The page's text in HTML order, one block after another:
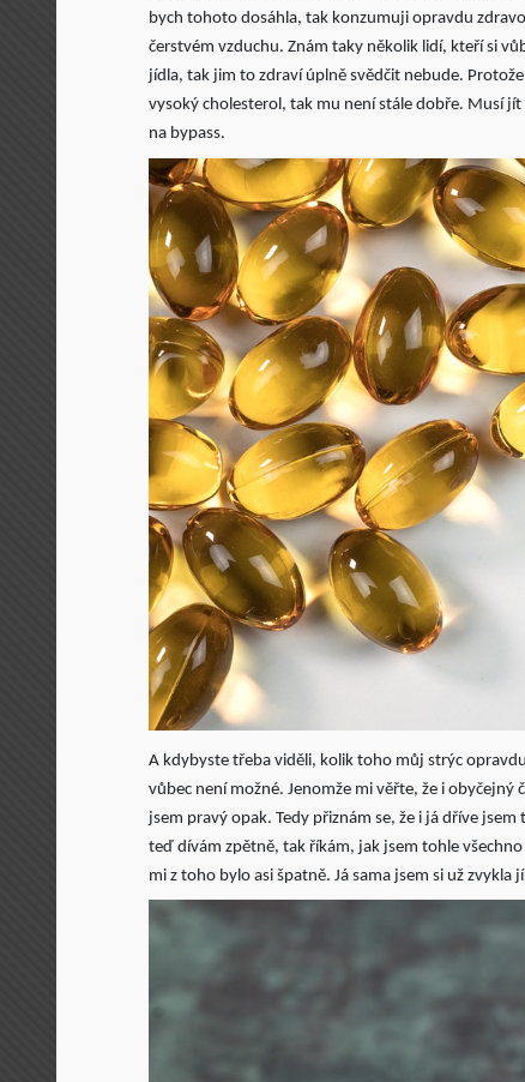
bych tohoto dosáhla, tak konzumuji opravdu
čerstvém vzduchu. Znám taky několik lidí, kteří si
jídla, tak jim to zdraví úplně svědčit nebude.
vysoký cholesterol, tak mu není stále dobře. Musí
na bypass.
A kdybyste třeba viděli, kolik toho můj strýc
vůbec není možné. Jenomže mi věřte, že i
jsem pravý opak. Tedy přiznám se, že i já dříve
teď dívám zpětně, tak říkám, jak jsem tohle
mi z toho bylo asi špatně. Já sama jsem si už zvykla